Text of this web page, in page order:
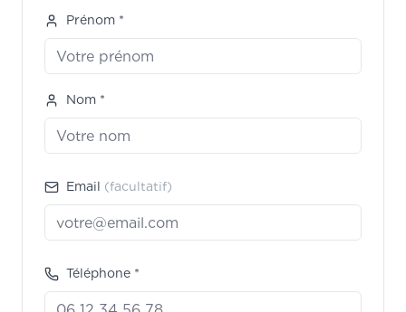
Prénom *
Nom *
Email (facultatif)
Téléphone *